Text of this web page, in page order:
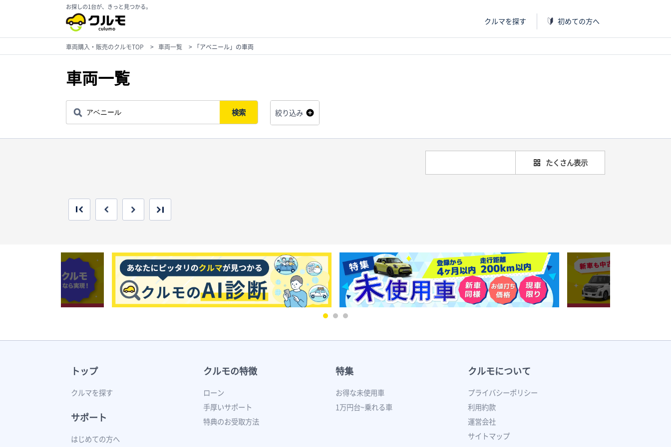
お探しの1台が、きっと見つかる。
クルマを探す 初めての方へ
車両購入・販売のクルモTOP > 車両一覧 > 「アベニール」の車両
車両一覧
検索 絞り込み
たくさん表示
トップ
クルマを探す
サポート
はじめての方へ
クルモの特徴
ローン
手厚いサポート
特典のお受取方法
特集
お得な未使用車
1万円台~乗れる車
クルモについて
プライバシーポリシー
利用約款
運営会社
サイトマップ